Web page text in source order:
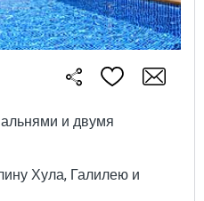
и двумя
Хула, Галилею и